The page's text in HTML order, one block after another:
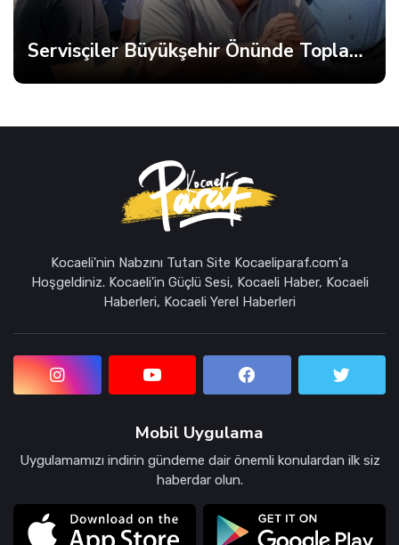
Servisçiler Büyükşehir Önünde Toplandı, Gerginlik Yaşandı
Kocaeli'nin Nabzını Tutan Site Kocaeliparaf.com'a
Hoşgeldiniz. Kocaeli'in Güçlü Sesi, Kocaeli Haber, Kocaeli
Haberleri, Kocaeli Yerel Haberleri
Mobil Uygulama
Uygulamamızı indirin gündeme dair önemli konulardan ilk siz
haberdar olun.